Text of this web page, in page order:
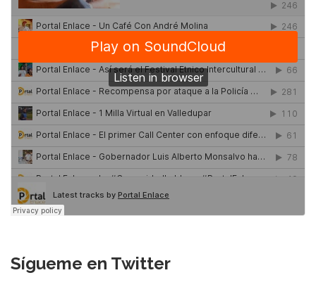
Sígueme en Twitter